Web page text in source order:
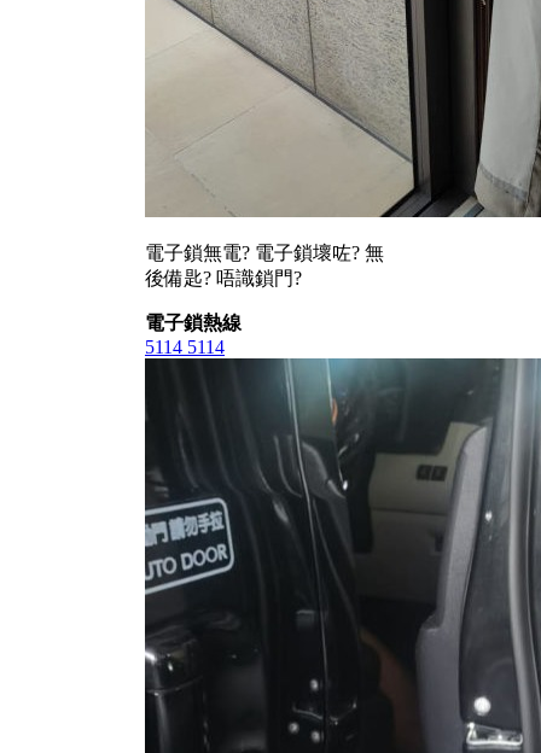
電子鎖無電? 電子鎖壞咗? 無
後備匙? 唔識鎖門?
電子鎖熱線
5114 5114